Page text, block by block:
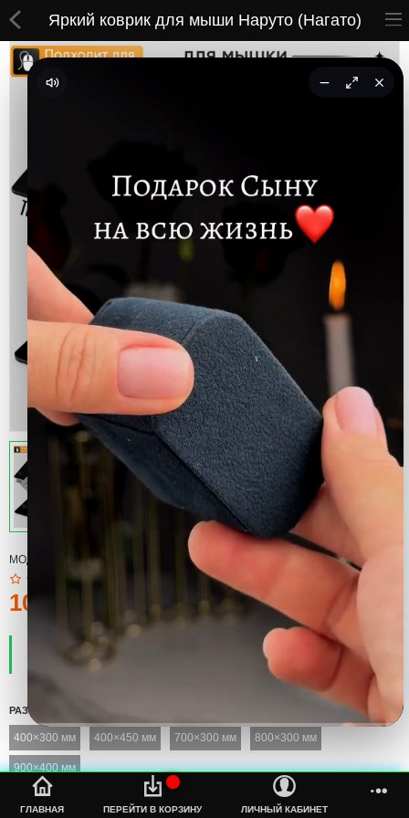
ВСЕ ТОВАРЫ
Бейсболки
Гравировка
CoolPass
ГЛАВНАЯ
%s
ПЕРЕЙТИ В КОРЗИНУ ЛИЧНЫЙ КАБИНЕТ
Яркий коврик для мыши Наруто (Нагато)
МОДЕЛЬ: КОВРИК
100тмт.
ПРОИЗВОДИТЕЛЬ:
НАЛИЧИЕ:
ЕСТЬ В НАЛИЧИИ
РАЗМЕР
400×300 мм 400×450 мм 700×300 мм 800×300 мм
900×400 мм